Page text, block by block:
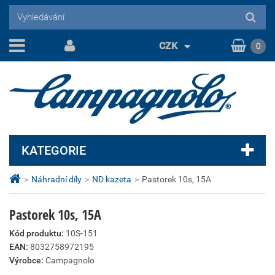
> Náhradní díly > ND kazeta > Pastorek 10s, 15A
Pastorek 10s, 15A
Kód produktu: 10S-151
EAN: 8032758972195
Výrobce: Campagnolo
KATEGORIE
CZK 0